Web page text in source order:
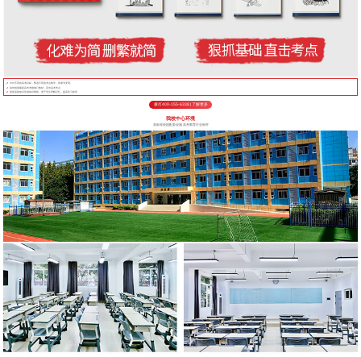
针对不同的高考目标，甄选不同的考点教学，将厚书变薄。
每年根据最新高考考纲修订教材，直击高考考点
狠抓基础知识形成知识网络，便于学生理解记忆，提高学习效率
拨打400-155-6338 | 了解更多
我校中心环境
高标准校园配套设施 高考教育行业标杆